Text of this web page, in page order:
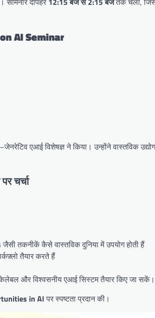
AI Seminar
एआई विशेषज्ञ ने किया। उन्होंने वास्तविक
चर्चा
जैसी तकनीकें कैसे वास्तविक दुनिया में उपयोग होती हैं
तैयार करते हैं
और विश्वसनीय एआई सिस्टम तैयार किए जा सकें।
in AIपर स्पष्टता प्रदान की।